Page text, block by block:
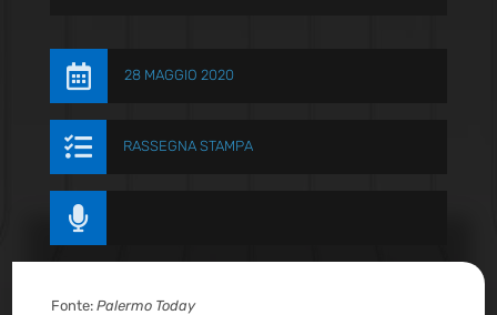
 28 MAGGIO 2020
 RASSEGNA STAMPA

Fonte:Palermo Today